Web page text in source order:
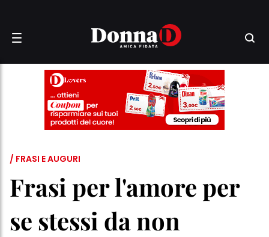
/ FRASI E AUGURI
Frasi per l'amore per
se stessi da non